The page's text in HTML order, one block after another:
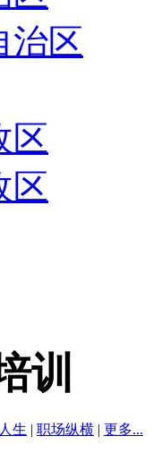
治区
区
区
训
生 | 职场纵横 | 更多...